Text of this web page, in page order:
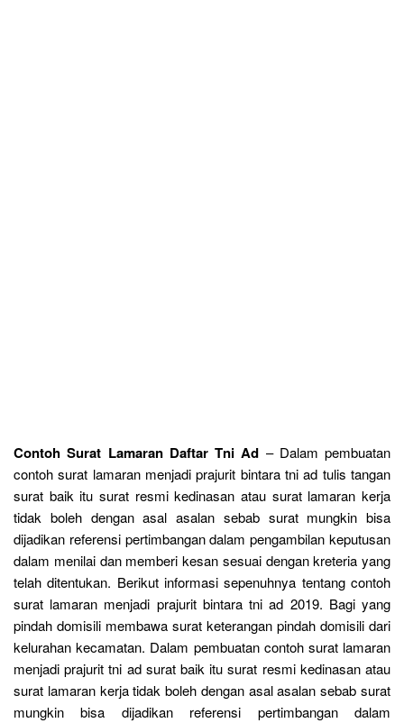
Contoh Surat Lamaran Daftar Tni Ad – Dalam pembuatan
contoh surat lamaran menjadi prajurit bintara tni ad tulis tangan
surat baik itu surat resmi kedinasan atau surat lamaran kerja
tidak boleh dengan asal asalan sebab surat mungkin bisa
dijadikan referensi pertimbangan dalam pengambilan keputusan
dalam menilai dan memberi kesan sesuai dengan kreteria yang
telah ditentukan. Berikut informasi sepenuhnya tentang contoh
surat lamaran menjadi prajurit bintara tni ad 2019. Bagi yang
pindah domisili membawa surat keterangan pindah domisili dari
kelurahan kecamatan. Dalam pembuatan contoh surat lamaran
menjadi prajurit tni ad surat baik itu surat resmi kedinasan atau
surat lamaran kerja tidak boleh dengan asal asalan sebab surat
mungkin bisa dijadikan referensi pertimbangan dalam